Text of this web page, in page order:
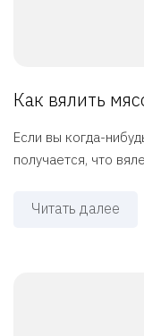
Как вялить
Если вы когда-
получается, что
Читать далее